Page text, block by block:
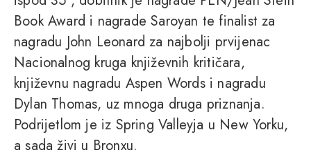
Book Award i nagrade Saroyan te finalist za
nagradu John Leonard za najbolji prvijenac
Nacionalnog kruga književnih kritičara,
književnu nagradu Aspen Words i nagradu
Dylan Thomas, uz mnoga druga priznanja.
Podrijetlom je iz Spring Valleyja u New Yorku,
a sada živi u Bronxu.